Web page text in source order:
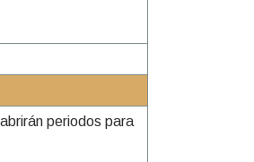
periodos para